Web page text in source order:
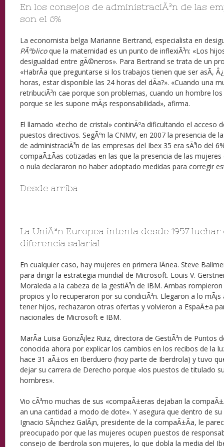
En los consejos de administraciÃ³n de las
son el 6%
La economista belga Marianne Bertrand, especialista en
PÃºblicoque la maternidad es un punto de inflexiÃ³n: «Los
desigualdad entre gÃ©neros». Para Bertrand se trata de un
«HabrÃ­a que preguntarse si los trabajos tienen que ser asÃ­,
horas, estar disponible las 24 horas del dÃ­a?». «Cuando una
retribuciÃ³n cae porque son problemas, cuando un hombre
porque se les supone mÃ¡s responsabilidad», afirma.
El llamado «techo de cristal» continÃºa dificultando el acceso
puestos directivos. SegÃºn la CNMV, en 2007 la presencia de
de administraciÃ³n de las empresas del Ibex 35 era sÃ³lo del
compaÃ±Ã­as cotizadas en las que la presencia de las
o nula declararon no haber adoptado medidas para corregir
Desde arriba
La UniÃ³n Europea intenta desde 1957
diferencia salarial
En cualquier caso, hay mujeres en primera lÃ­nea. Steve
para dirigir la estrategia mundial de Microsoft. Louis V.
Moraleda a la cabeza de la gestiÃ³n de IBM. Ambas
propios y lo recuperaron por su condiciÃ³n. Llegaron a lo
tener hijos, rechazaron otras ofertas y volvieron a EspaÃ±a
nacionales de Microsoft e IBM.
MarÃ­a Luisa GonzÃ¡lez Ruiz, directora de GestiÃ³n de Puntos
conocida ahora por explicar los cambios en los recibos de la
hace 31 aÃ±os en Iberduero (hoy parte de Iberdrola) y tuvo
dejar su carrera de Derecho porque «los puestos de titulado
hombres».
Vio cÃ³mo muchas de sus «compaÃ±eras dejaban la
an una cantidad a modo de dote». Y asegura que dentro de
Ignacio SÃ¡nchez GalÃ¡n, presidente de la compaÃ±Ã­a, le
preocupado por que las mujeres ocupen puestos de
consejo de Iberdrola son mujeres, lo que dobla la media del